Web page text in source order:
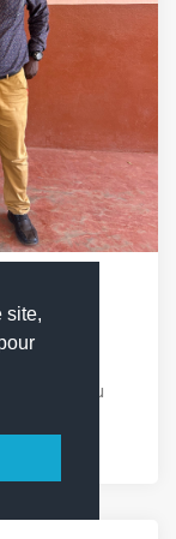
site,
relevé
LFCDG. Au